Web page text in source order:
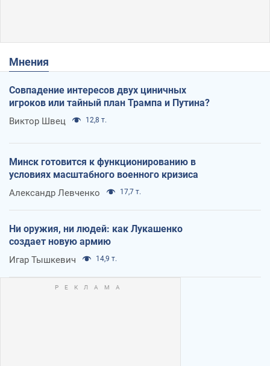
Мнения
Совпадение интересов двух циничных
игроков или тайный план Трампа и Путина?
Виктор Швец 12,8 т.
Минск готовится к функционированию в
условиях масштабного военного кризиса
Александр Левченко 17,7 т.
Ни оружия, ни людей: как Лукашенко
создает новую армию
Игар Тышкевич 14,9 т.